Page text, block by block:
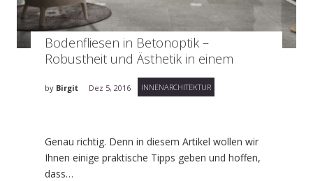
Bodenfliesen in Betonoptik –
Robustheit und Ästhetik in einem
by Birgit Dez 5, 2016 INNENARCHITEKTUR
Genau richtig. Denn in diesem Artikel wollen wir
Ihnen einige praktische Tipps geben und hoffen,
dass…